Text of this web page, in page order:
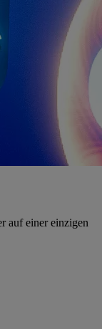
auf einer einzigen